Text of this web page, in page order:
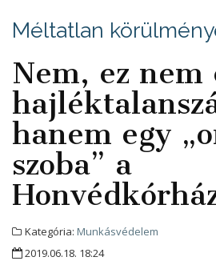
Méltatlan
Nem, ez nem
hanem egy
szoba” a
Kategória: Munkásvédelem
2019.06.18. 18:24